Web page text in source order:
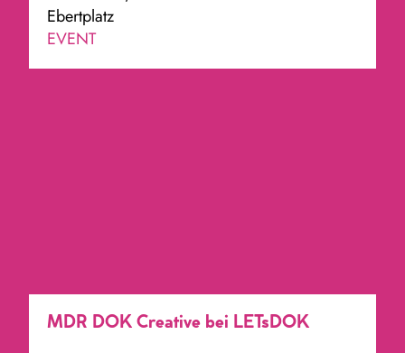
Ebertplatz
EVENT
MDR DOK Creative bei LETsDOK